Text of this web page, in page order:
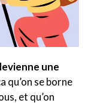
une
qu’on se borne
et qu’on